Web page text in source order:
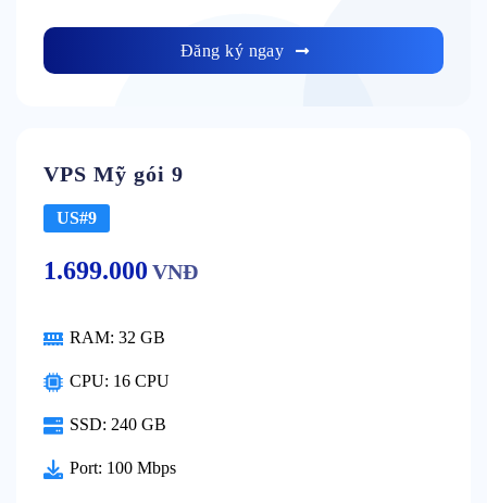
Đăng ký ngay
VPS Mỹ gói 9
US#9
1.699.000 VNĐ
RAM: 32 GB
CPU: 16 CPU
SSD: 240 GB
Port: 100 Mbps